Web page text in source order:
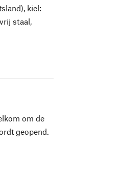
kiel:
staal,
om de
geopend.